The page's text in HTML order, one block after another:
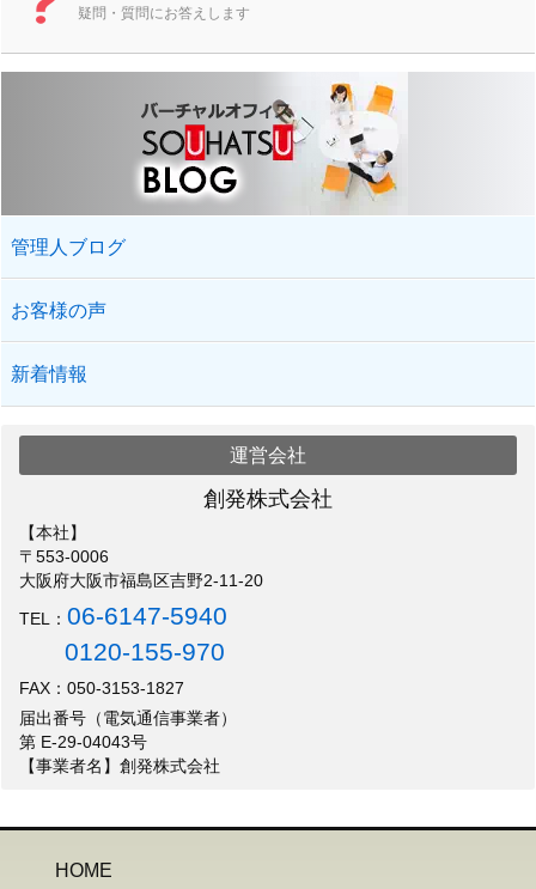
疑問・質問にお答えします
管理人ブログ
お客様の声
新着情報
運営会社
創発株式会社
【本社】
〒553-0006
大阪府大阪市福島区吉野2-11-20
TEL：06-6147-5940
0120-155-970
FAX：050-3153-1827
届出番号（電気通信事業者）
第 E-29-04043号
【事業者名】創発株式会社
HOME